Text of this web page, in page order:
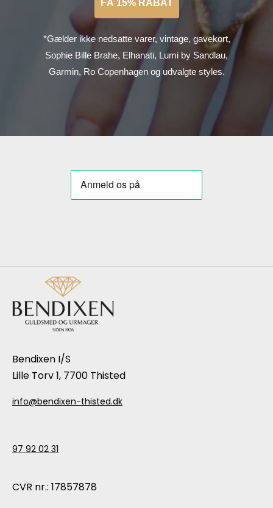
FÅ 15% RABAT
*Gælder ikke nedsatte varer, vintage, gavekort,
Sophie Bille Brahe, Elhanati, Lumi by Sandlau,
Garmin, Ro Copenhagen og udvalgte styles.
Bendixen I/S
Lille Torv 1, 7700 Thisted
info@bendixen-thisted.dk
97 92 02 31
CVR nr.: 17857878